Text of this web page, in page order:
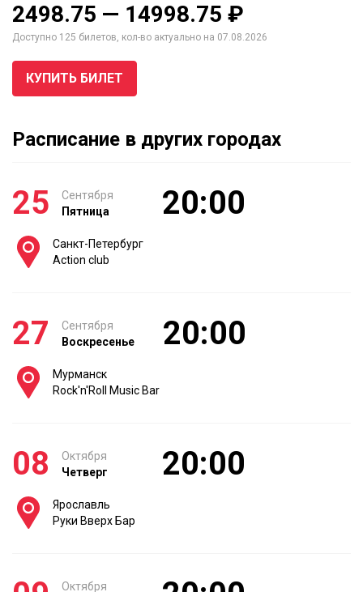
2498.75 — 14998.75 ₽
Доступно 125 билетов, кол-во актуально на 07.08.2026
КУПИТЬ БИЛЕТ
Расписание в других городах
25
Сентября
Пятница
20:00
Санкт-Петербург
Action club
27
Сентября
Воскресенье
20:00
Мурманск
Rock'n'Roll Music Bar
08
Октября
Четверг
20:00
Ярославль
Руки Вверх Бар
Октября